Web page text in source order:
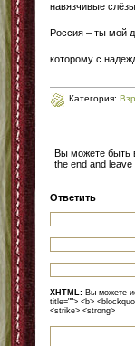
навязчивые слёзы
Россия – ты мой
которому с
Категория:
Вы можете быть
the end and
Ответить
XHTML: Вы можете
title=""> <b>
<strike> <strong>